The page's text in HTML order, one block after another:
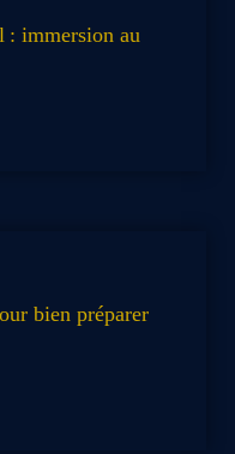
: immersion au
bien préparer